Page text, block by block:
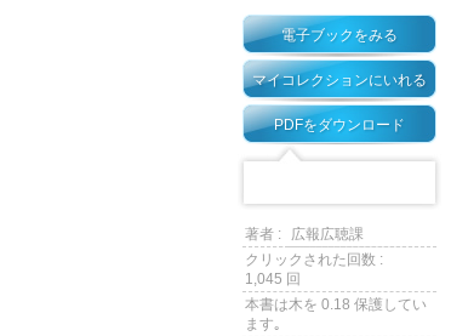
電子ブックをみる
マイコレクションにいれる
PDFをダウンロード
著者 :
広報広聴課
クリックされた回数 :
1,045 回
本書は木を 0.18 保護してい
ます｡